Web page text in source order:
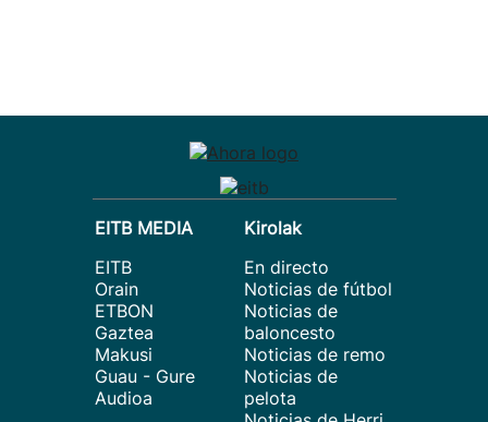
EITB MEDIA
EITB
Orain
ETBON
Gaztea
Makusi
Guau - Gure
Audioa
Kirolak
En directo
Noticias de fútbol
Noticias de
baloncesto
Noticias de remo
Noticias de
pelota